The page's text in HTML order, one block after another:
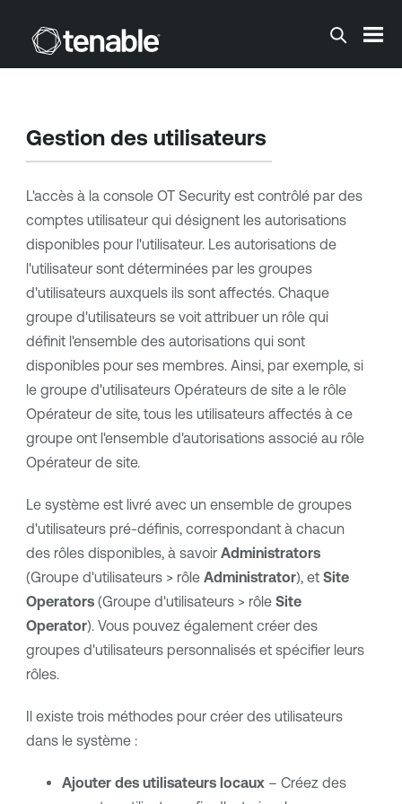
Passer au contenu principal
Gestion des utilisateurs
L'accès à la console OT Securityest contrôlé par des
comptes utilisateur qui désignent les autorisations
disponibles pour l'utilisateur. Les autorisations de
l'utilisateur sont déterminées par les groupes
d'utilisateurs auxquels ils sont affectés. Chaque
groupe d'utilisateurs se voit attribuer un rôle qui
définit l'ensemble des autorisations qui sont
disponibles pour ses membres. Ainsi, par exemple, si
le groupe d'utilisateurs Opérateurs de site a le rôle
Opérateur de site, tous les utilisateurs affectés à ce
groupe ont l'ensemble d'autorisations associé au rôle
Opérateur de site.
Le système est livré avec un ensemble de groupes
d'utilisateurs pré-définis, correspondant à chacun
des rôles disponibles, à savoir Administrators
(Groupe d'utilisateurs > rôle Administrator), et Site
Operators(Groupe d'utilisateurs > rôle Site
Operator). Vous pouvez également créer des
groupes d'utilisateurs personnalisés et spécifier leurs
rôles.
Il existe trois méthodes pour créer des utilisateurs
dans le système :
Ajouter des utilisateurs locaux– Créez des